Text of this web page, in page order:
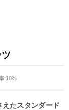
:10%
たスタンダード